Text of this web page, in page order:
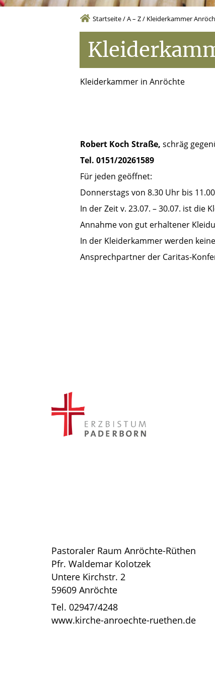
Startseite/A – Z/ Kleiderkammer
Kleiderkammer in Anröchte
Robert Koch Straße, schräg
Tel. 0151/20261589
Für jeden geöffnet:
Donnerstags von 8.30 Uhr bis
In der Zeit v. 23.07. – 30.07. ist die
Annahme von gut erhaltener
In der Kleiderkammer werden
Ansprechpartner der Caritas-
Pastoraler Raum Anröchte-Rüthen
Pfr. Waldemar Kolotzek
Untere Kirchstr. 2
59609 Anröchte
Tel. 02947/4248
www.kirche-anroechte-ruethen.de